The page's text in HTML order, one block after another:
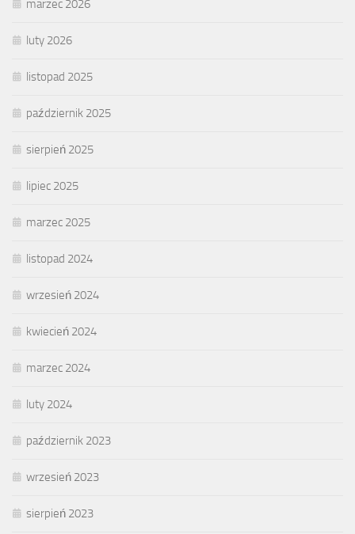
marzec 2026
luty 2026
listopad 2025
październik 2025
sierpień 2025
lipiec 2025
marzec 2025
listopad 2024
wrzesień 2024
kwiecień 2024
marzec 2024
luty 2024
październik 2023
wrzesień 2023
sierpień 2023